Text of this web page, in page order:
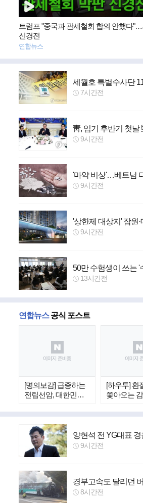
트럼프 "중국과 관세철회 합의 안했다
신경전
연합뉴스
세월호 특별수사단
7시간전
靑, 임기 후반기 첫
9시간전
'마약 비상'…베트남
9시간전
'상한제 대상지' 잠원
9시간전
50만 수험생이 쓰는 '
13시간전
연합뉴스공식 포스트
[명의보감] 급증하는
전립선암, 대한민국
다
[하우투] 환
쫓아오는
양현석 전 YG대표
9시간전
경부고속도 달리던
8시간전